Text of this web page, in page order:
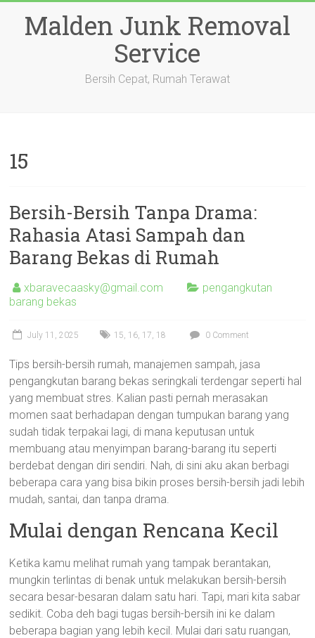
contentMalden Junk Removal
Service
Bersih Cepat, Rumah Terawat
15
Bersih-Bersih Tanpa Drama:
Rahasia Atasi Sampah dan
Barang Bekas di Rumah
xbaravecaasky@gmail.com
pengangkutan
barang bekas
July 11, 2025 15, 16, 17, 18 0 Comment
Tips bersih-bersih rumah, manajemen sampah, jasa
pengangkutan barang bekas seringkali terdengar seperti hal
yang membuat stres. Kalian pasti pernah merasakan
momen saat berhadapan dengan tumpukan barang yang
sudah tidak terpakai lagi, di mana keputusan untuk
membuang atau menyimpan barang-barang itu seperti
berdebat dengan diri sendiri. Nah, di sini aku akan berbagi
beberapa cara yang bisa bikin proses bersih-bersih jadi lebih
mudah, santai, dan tanpa drama.
Mulai dengan Rencana Kecil
Ketika kamu melihat rumah yang tampak berantakan,
mungkin terlintas di benak untuk melakukan bersih-bersih
secara besar-besaran dalam satu hari. Tapi, mari kita sabar
sedikit. Coba deh bagi tugas bersih-bersih ini ke dalam
beberapa bagian yang lebih kecil. Mulai dari satu ruangan,